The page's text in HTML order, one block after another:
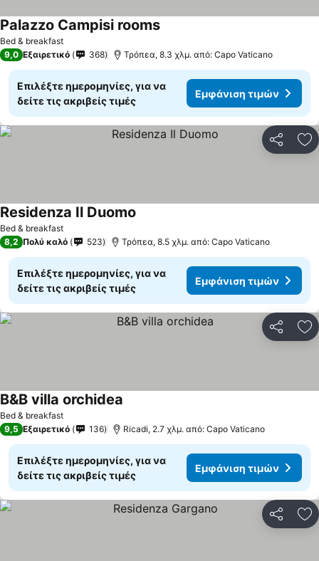
Bed & breakfast
Palazzo Campisi rooms
9,0 Εξαιρετικό 368 Τρόπεα, 8.3 χλμ. από: Capo Vaticano
Επιλέξτε ημερομηνίες, για να
δείτε τις ακριβείς τιμές
Εμφάνιση τιμών
Bed & breakfast
Residenza Il Duomo
8,2 Πολύ καλό 523 Τρόπεα, 8.5 χλμ. από: Capo Vaticano
Επιλέξτε ημερομηνίες, για να
δείτε τις ακριβείς τιμές
Εμφάνιση τιμών
Bed & breakfast
B&B villa orchidea
9,5 Εξαιρετικό 136 Ricadi, 2.7 χλμ. από: Capo Vaticano
Επιλέξτε ημερομηνίες, για να
δείτε τις ακριβείς τιμές
Εμφάνιση τιμών